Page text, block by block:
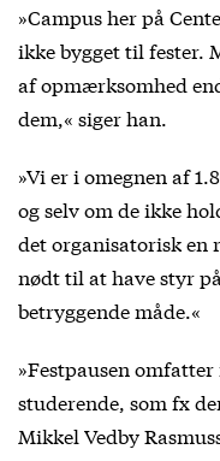
»Campus her på
ikke bygget til fester.
af opmærksomhed
dem,« siger han.
»Vi er i omegnen af
og selv om de ikke
det organisatorisk en
nødt til at have styr
betryggende måde.«
»Festpausen
studerende, som fx
Mikkel Vedby